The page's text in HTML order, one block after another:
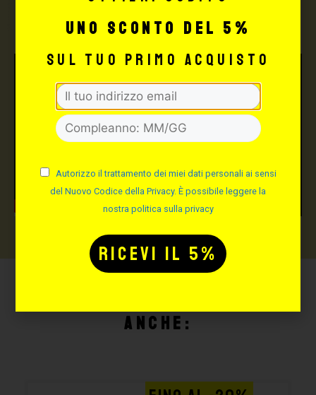
anche:
uno sconto del 5%
sul tuo primo acquisto
Autorizzo il trattamento dei miei dati personali ai sensi
del Nuovo Codice della Privacy. È possibile leggere la
nostra politica sulla privacy